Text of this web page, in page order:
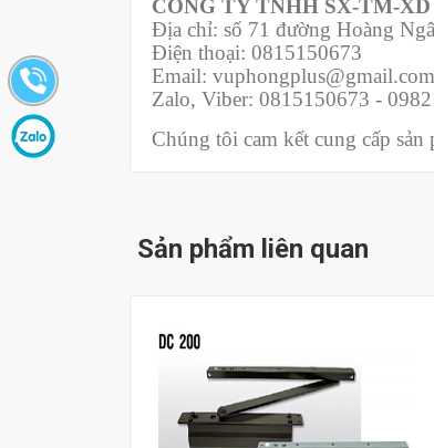
CÔNG TY TNHH SX-TM-
Địa chỉ: số 71 đường Hoàng
Điện thoại: 0815150673
Email:
Zalo, Viber: 0815150673 -
Chúng tôi cam kết cung cấp
Sản phẩm liên quan
Mua hàng